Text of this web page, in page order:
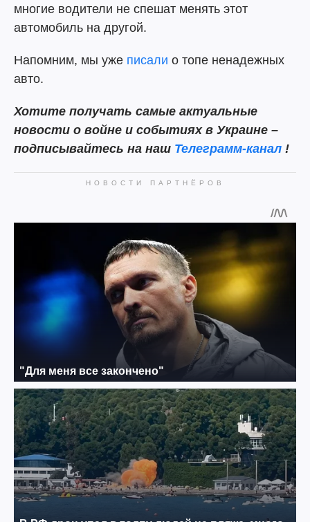
многие водители не спешат менять этот
автомобиль на другой.
Напомним, мы уже писали о топе ненадежных
авто.
Хотите получать самые актуальные
новости о войне и событиях в Украине –
подписывайтесь на наш Телеграмм-канал !